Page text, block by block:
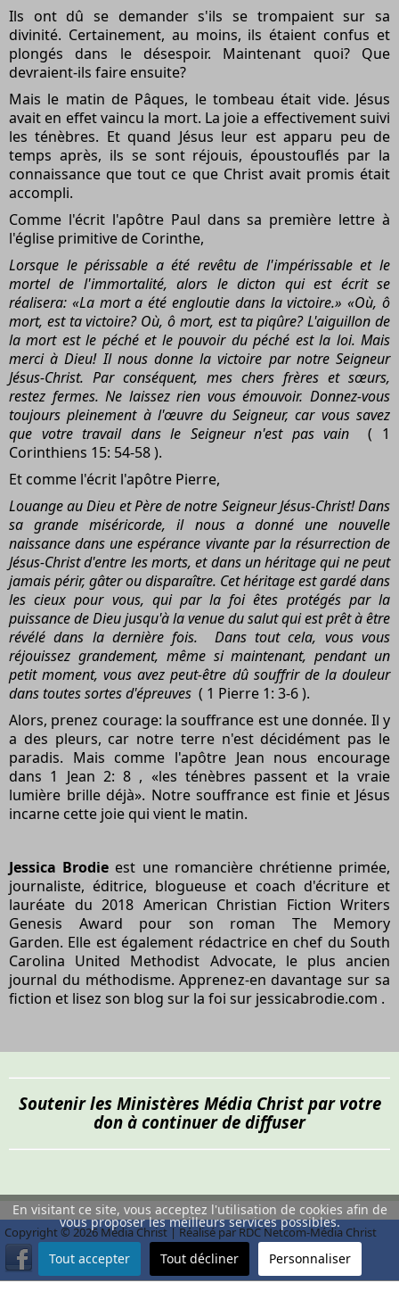
Ils ont dû se demander s'ils se trompaient sur sa
divinité. Certainement, au moins, ils étaient confus et
plongés dans le désespoir. Maintenant quoi? Que
devraient-ils faire ensuite?
Mais le matin de Pâques, le tombeau était vide. Jésus
avait en effet vaincu la mort. La joie a effectivement suivi
les ténèbres. Et quand Jésus leur est apparu peu de
temps après, ils se sont réjouis, époustouflés par la
connaissance que tout ce que Christ avait promis était
accompli.
Comme l'écrit l'apôtre Paul dans sa première lettre à
l'église primitive de Corinthe,
Lorsque le périssable a été revêtu de l'impérissable et le
mortel de l'immortalité, alors le dicton qui est écrit se
réalisera: «La mort a été engloutie dans la victoire.» «Où, ô
mort, est ta victoire? Où, ô mort, est ta piqûre? L'aiguillon de
la mort est le péché et le pouvoir du péché est la loi. Mais
merci à Dieu! Il nous donne la victoire par notre Seigneur
Jésus-Christ. Par conséquent, mes chers frères et sœurs,
restez fermes. Ne laissez rien vous émouvoir. Donnez-vous
toujours pleinement à l'œuvre du Seigneur, car vous savez
que votre travail dans le Seigneur n'est pas vain
( 1
Corinthiens 15: 54-58 ).
Et comme l'écrit l'apôtre Pierre,
Louange au Dieu et Père de notre Seigneur Jésus-Christ! Dans
sa grande miséricorde, il nous a donné une nouvelle
naissance dans une espérance vivante par la résurrection de
Jésus-Christ d'entre les morts, et dans un héritage qui ne peut
jamais périr, gâter ou disparaître. Cet héritage est gardé dans
les cieux pour vous, qui par la foi êtes protégés par la
puissance de Dieu jusqu'à la venue du salut qui est prêt à être
révélé dans la dernière fois. Dans tout cela, vous vous
réjouissez grandement, même si maintenant, pendant un
petit moment, vous avez peut-être dû souffrir de la douleur
dans toutes sortes d'épreuves ( 1 Pierre 1: 3-6 ).
Alors, prenez courage: la souffrance est une donnée. Il y
a des pleurs, car notre terre n'est décidément pas le
paradis. Mais comme l'apôtre Jean nous encourage
dans 1 Jean 2: 8 , «les ténèbres passent et la vraie
lumière brille déjà». Notre souffrance est finie et Jésus
incarne cette joie qui vient le matin.
Jessica Brodie est une romancière chrétienne primée,
journaliste, éditrice, blogueuse et coach d'écriture et
lauréate du 2018 American Christian Fiction Writers
Genesis Award pour son roman The Memory
Garden. Elle est également rédactrice en chef du South
Carolina United Methodist Advocate, le plus ancien
journal du méthodisme. Apprenez-en davantage sur sa
fiction et lisez son blog sur la foi sur jessicabrodie.com .
Soutenir les Ministères Média Christ par votre
don à continuer de diffuser
Copyright © 2026 Média Christ | Réalisé par RDC Netcom-Média Christ
En visitant ce site, vous acceptez l'utilisation de cookies afin de
vous proposer les meilleurs services possibles.
Tout accepter Tout décliner Personnaliser